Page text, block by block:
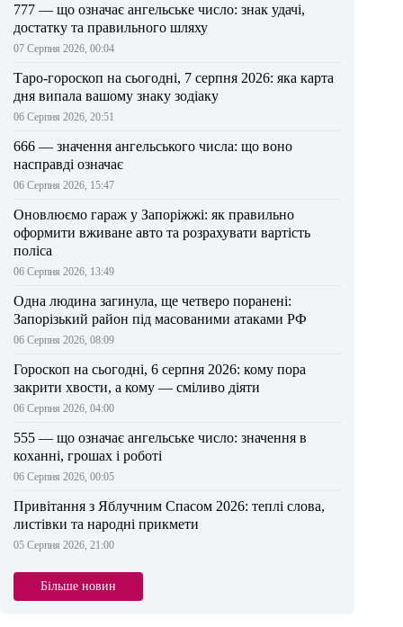
777 — що означає ангельське число: знак удачі,
достатку та правильного шляху
07 Серпня 2026, 00:04
Таро-гороскоп на сьогодні, 7 серпня 2026: яка карта
дня випала вашому знаку зодіаку
06 Серпня 2026, 20:51
666 — значення ангельського числа: що воно
насправді означає
06 Серпня 2026, 15:47
Оновлюємо гараж у Запоріжжі: як правильно
оформити вживане авто та розрахувати вартість
поліса
06 Серпня 2026, 13:49
Одна людина загинула, ще четверо поранені:
Запорізький район під масованими атаками РФ
06 Серпня 2026, 08:09
Гороскоп на сьогодні, 6 серпня 2026: кому пора
закрити хвости, а кому — сміливо діяти
06 Серпня 2026, 04:00
555 — що означає ангельське число: значення в
коханні, грошах і роботі
06 Серпня 2026, 00:05
Привітання з Яблучним Спасом 2026: теплі слова,
листівки та народні прикмети
05 Серпня 2026, 21:00
Більше новин